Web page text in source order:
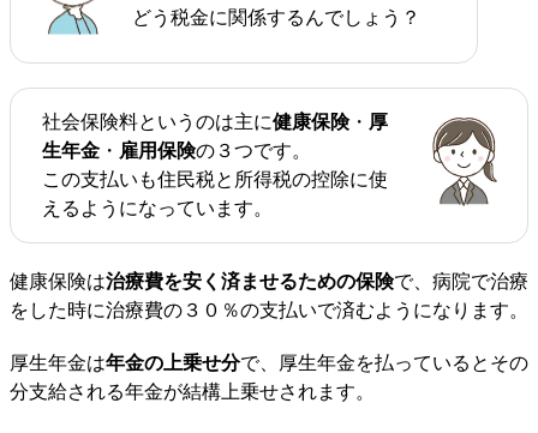
どう税金に関係するんでしょう？
社会保険料というのは主に健康保険・ 厚
生年金 ・ 雇用保険の３つです。
この支払いも住民税と所得税の控除に使
えるようになっています。
健康保険は治療費を安く済ませるための保険で、病院で治療
をした時に治療費の３０％の支払いで済むようになります。
厚生年金は年金の上乗せ分で、厚生年金を払っているとその
分支給される年金が結構上乗せされます。